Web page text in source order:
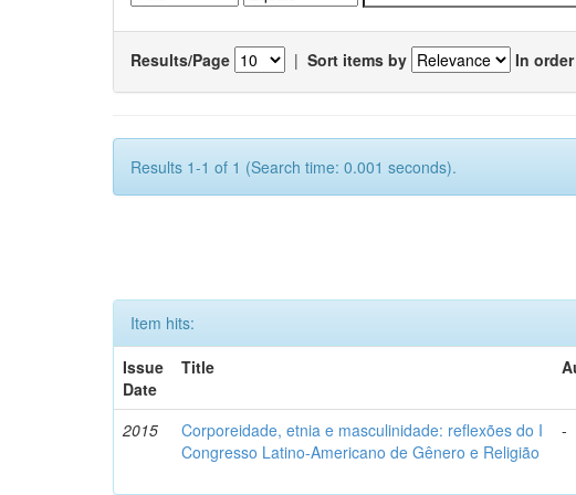
Results/Page | Sort items by In order
Results 1-1 of 1 (Search time: 0.001 seconds).
Item hits:
Issue
Date
Title
2015
Corporeidade, etnia e masculinidade: reflexões do I
Congresso Latino-Americano de Gênero e Religião
-